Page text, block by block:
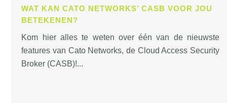
WAT KAN CATO NETWORKS’ CASB VOOR JOU
BETEKENEN?
Kom hier alles te weten over één van de nieuwste
features van Cato Networks, de Cloud Access Security
Broker (CASB)!...